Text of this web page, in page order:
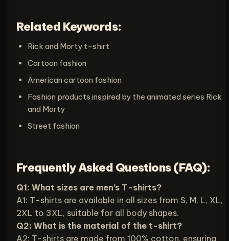
Related Keywords:
Rick and Morty t-shirt
Cartoon fashion
American cartoon fashion
Fashion products inspired by the animated series Rick
and Morty
Street fashion
Frequently Asked Questions (FAQ):
Q1: What sizes are men’s T-shirts?
A1: T-shirts are available in all sizes from S, M, L, XL,
2XL to 3XL, suitable for all body shapes.
Q2: What is the material of the t-shirt?
A2: T-shirts are made from 100% cotton, ensuring